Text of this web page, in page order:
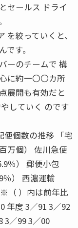
セールス ドライ
を絞っていくと、
す。
ーのチームで 構
に約一〇〇カ所
展開も有効だと
やしていく のです
個数の推移 「宅
万個） 佐川急便
％） 郵便小包
％） 西濃運輸
（ ）内は前年比
年度 3／91 3／92
3／99 3／00